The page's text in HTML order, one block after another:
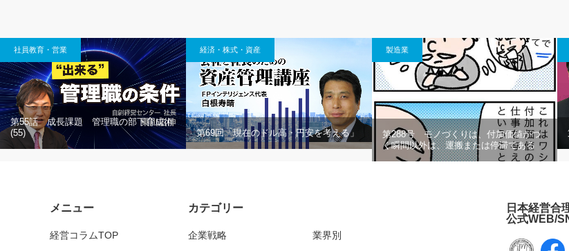
社員教育・営業
第55話 成長課題 管理職の部下育成術
(55)
経済・株式・資産
第69回「現在のドル高・円安を考える」
製造業
第288号 モノづくりは、付加価値がつ
く瞬間以外は、運搬または停滞である
日本経営合
公式WEB/
メニュー
経営コラムTOP
カテゴリー
企業戦略 業界別